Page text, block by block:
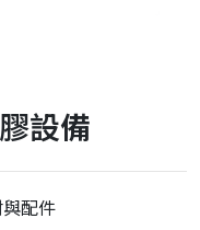
設備
配件